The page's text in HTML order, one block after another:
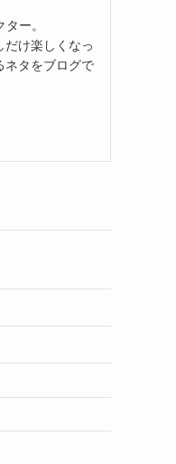
ー。
だけ楽しくなっ
ネタをブログで